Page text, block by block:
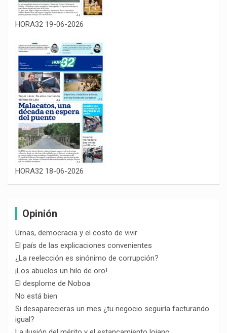
HORA32 19-06-2026
HORA32 18-06-2026
Opinión
Urnas, democracia y el costo de vivir
El país de las explicaciones convenientes
¿La reelección es sinónimo de corrupción?
¡Los abuelos un hilo de oro!…
El desplome de Noboa
No está bien
Si desaparecieras un mes ¿tu negocio seguiría facturando
igual?